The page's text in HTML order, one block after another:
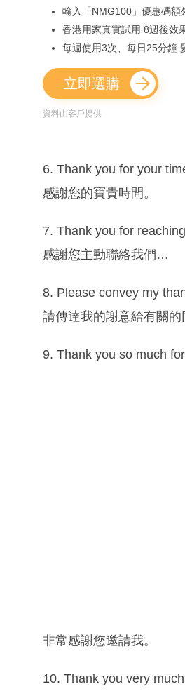
輸入「NMG100」優惠碼額
香港用家真實試用 8週後效
每週使用3次、每日25分鐘
立即選購
資料由客戶提供
6. Thank you for your
感謝您的寶貴時間。
7. Thank you for
感謝您主動聯絡我們…
8. Please convey my
請傳達我的謝意給有關
9. Thank you so much
非常感謝您邀請我。
10. Thank you very